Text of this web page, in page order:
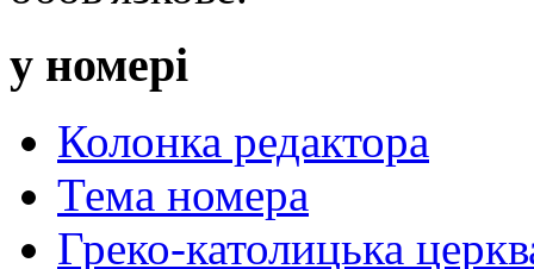
у номері
Колонка редактора
Тема номера
Греко-католицька